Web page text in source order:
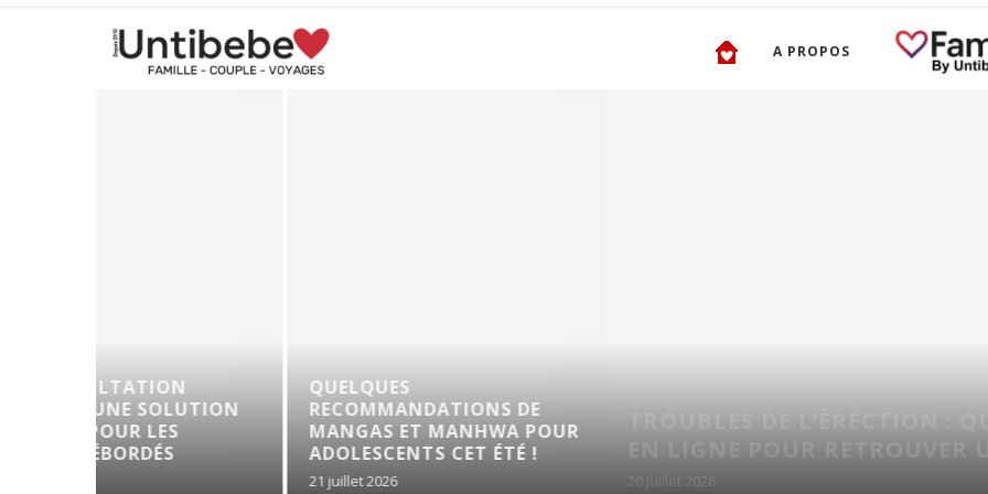
A PROPOS
TROUBLES DE L’ÉRECTION : QUELLES SOLUTIONS
EN LIGNE POUR RETROUVER UNE SEXUALITÉ...
MANGAS POUR
ÉTÉ !